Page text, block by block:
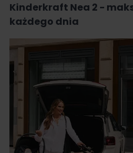
Kinderkraft Nea 2 -
każdego dnia